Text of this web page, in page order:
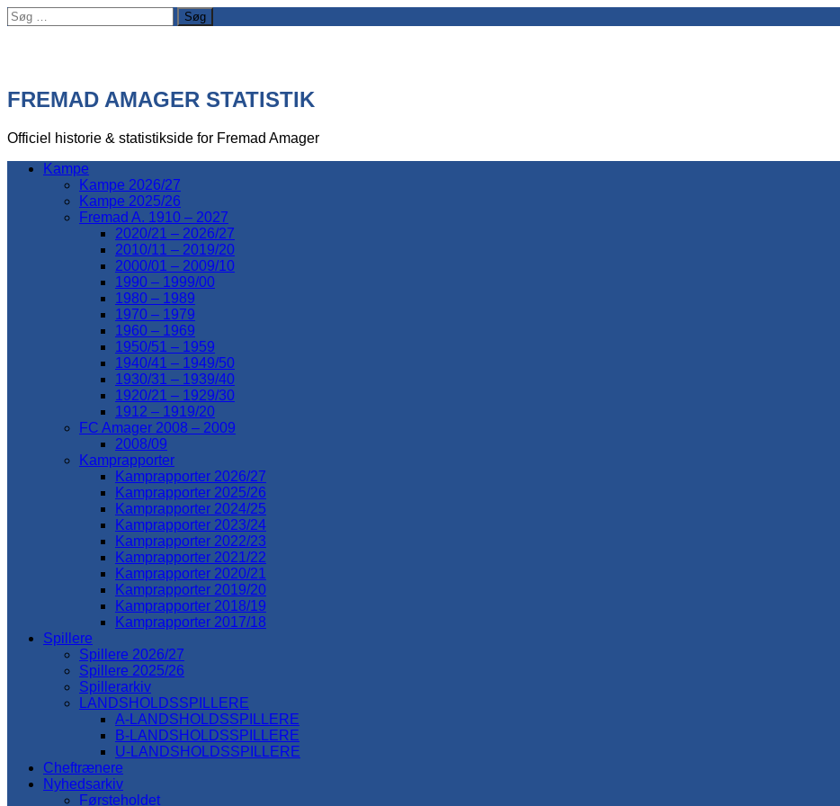
Søg
efter:
FREMAD AMAGER STATISTIK
Officiel historie & statistikside for Fremad Amager
Kampe
Kampe 2026/27
Kampe 2025/26
Fremad A. 1910 – 2027
2020/21 – 2026/27
2010/11 – 2019/20
2000/01 – 2009/10
1990 – 1999/00
1980 – 1989
1970 – 1979
1960 – 1969
1950/51 – 1959
1940/41 – 1949/50
1930/31 – 1939/40
1920/21 – 1929/30
1912 – 1919/20
FC Amager 2008 – 2009
2008/09
Kamprapporter
Kamprapporter 2026/27
Kamprapporter 2025/26
Kamprapporter 2024/25
Kamprapporter 2023/24
Kamprapporter 2022/23
Kamprapporter 2021/22
Kamprapporter 2020/21
Kamprapporter 2019/20
Kamprapporter 2018/19
Kamprapporter 2017/18
Spillere
Spillere 2026/27
Spillere 2025/26
Spillerarkiv
LANDSHOLDSSPILLERE
A-LANDSHOLDSSPILLERE
B-LANDSHOLDSSPILLERE
U-LANDSHOLDSSPILLERE
Cheftrænere
Nyhedsarkiv
Førsteholdet